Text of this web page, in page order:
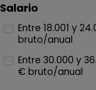
Salario
Entre 18.001 y
bruto/anual
Entre 30.000 y
€ bruto/anual